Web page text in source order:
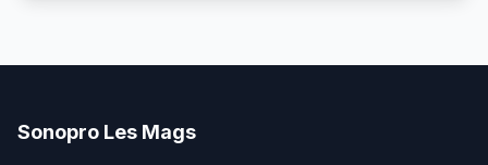
Sonopro Les Mags